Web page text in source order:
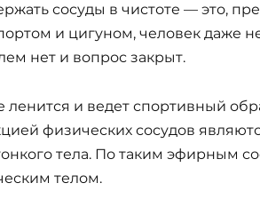
сосуды в чистоте — это,
и цигуном, человек даже
нет и вопрос закрыт.
ленится и ведет спортивный
физических сосудов
тела. По таким эфирным
телом.